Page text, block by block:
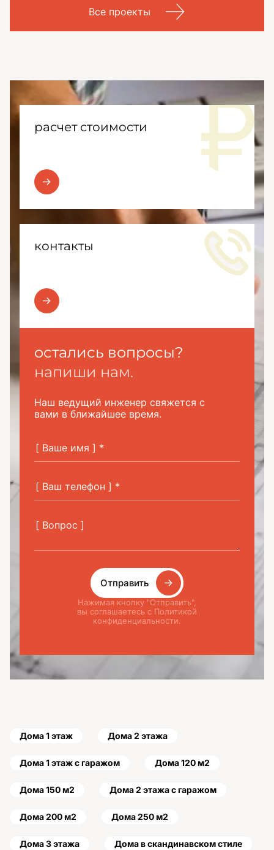
Все проекты
расчет стоимости
контакты
остались вопросы?
напиши нам.
Наш ведущий инженер свяжется с
вами в ближайшее время.
Отправить
Нажимая кнопку "Отправить",
вы соглашаетесь с Политикой
конфиденциальности.
Дома 1 этаж Дома 2 этажа
Дома 1 этаж с гаражом Дома 120 м2
Дома 150 м2 Дома 2 этажа с гаражом
Дома 200 м2 Дома 250 м2
Дома 3 этажа Дома в скандинавском стиле